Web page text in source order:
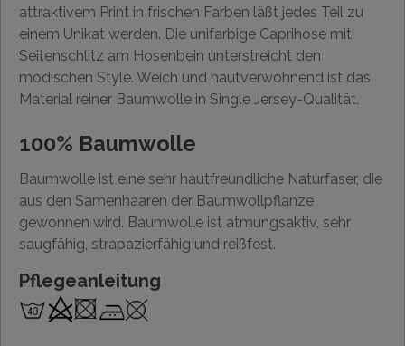
attraktivem Print in frischen Farben läßt jedes Teil zu
einem Unikat werden. Die unifarbige Caprihose mit
Seitenschlitz am Hosenbein unterstreicht den
modischen Style. Weich und hautverwöhnend ist das
Material reiner Baumwolle in Single Jersey-Qualität.
100% Baumwolle
Baumwolle ist eine sehr hautfreundliche Naturfaser, die
aus den Samenhaaren der Baumwollpflanze
gewonnen wird. Baumwolle ist atmungsaktiv, sehr
saugfähig, strapazierfähig und reißfest.
Pflegeanleitung